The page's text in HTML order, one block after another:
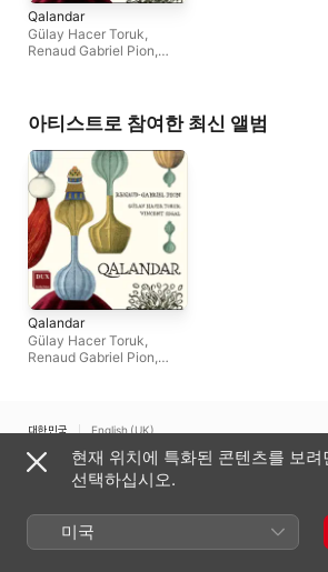
Qalandar
Gülay Hacer Toruk,
Renaud Gabriel Pion,
아티스트로 참여한 최신 앨범
Qalandar
Gülay Hacer Toruk,
Renaud Gabriel Pion,
대한민국 English (UK)
Copyright © 2026 Apple Inc.
모든 권리 보유.
피드백
현재 위치에 특화된 콘텐츠를 보려
선택하십시오.
미국